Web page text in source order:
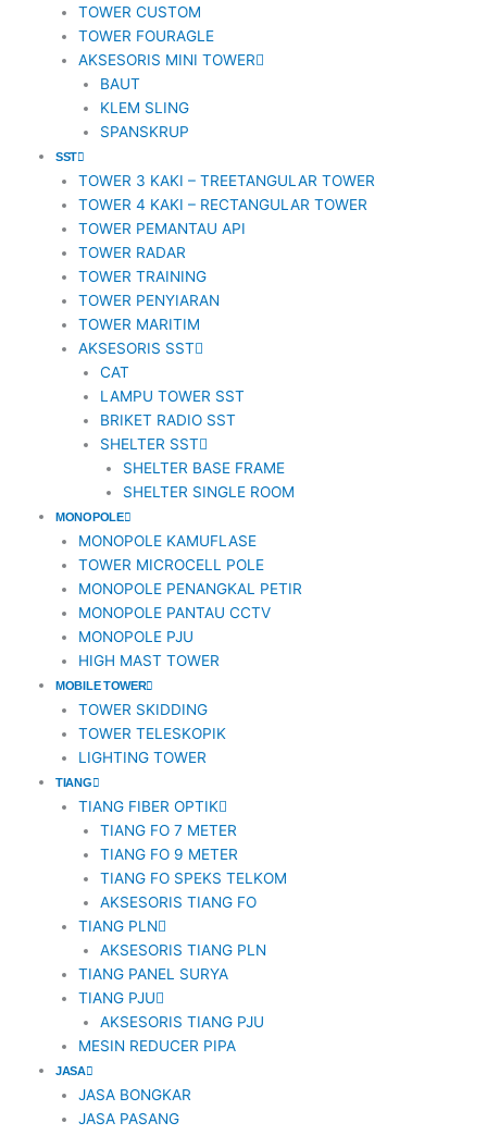
TOWER CUSTOM
TOWER FOURAGLE
AKSESORIS MINI TOWER
BAUT
KLEM SLING
SPANSKRUP
SST
TOWER 3 KAKI – TREETANGULAR TOWER
TOWER 4 KAKI – RECTANGULAR TOWER
TOWER PEMANTAU API
TOWER RADAR
TOWER TRAINING
TOWER PENYIARAN
TOWER MARITIM
AKSESORIS SST
CAT
LAMPU TOWER SST
BRIKET RADIO SST
SHELTER SST
SHELTER BASE FRAME
SHELTER SINGLE ROOM
MONOPOLE
MONOPOLE KAMUFLASE
TOWER MICROCELL POLE
MONOPOLE PENANGKAL PETIR
MONOPOLE PANTAU CCTV
MONOPOLE PJU
HIGH MAST TOWER
MOBILE TOWER
TOWER SKIDDING
TOWER TELESKOPIK
LIGHTING TOWER
TIANG
TIANG FIBER OPTIK
TIANG FO 7 METER
TIANG FO 9 METER
TIANG FO SPEKS TELKOM
AKSESORIS TIANG FO
TIANG PLN
AKSESORIS TIANG PLN
TIANG PANEL SURYA
TIANG PJU
AKSESORIS TIANG PJU
MESIN REDUCER PIPA
JASA
JASA BONGKAR
JASA PASANG